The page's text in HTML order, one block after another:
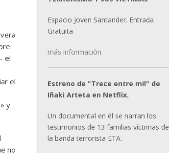
el
el
y
no
Espacio Joven Santander. Entrada
Gratuita
más información
Estreno de "Trece entre mil" de
Iñaki Arteta en Netflix.
Un documental en él se narran los
testimonios de 13 familias víctimas de
la banda terrorista ETA.